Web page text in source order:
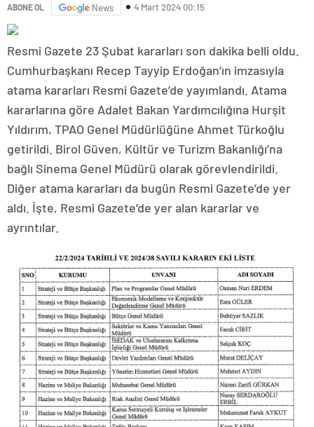
ABONE OL News 4 Mart 2024 00:15
Resmi Gazete 23 Şubat kararları son dakika belli oldu.
Cumhurbaşkanı Recep Tayyip Erdoğan’ın imzasıyla
atama kararları Resmi Gazete’de yayımlandı. Atama
kararlarına göre Adalet Bakan Yardımcılığına Hurşit
Yıldırım, TPAO Genel Müdürlüğüne Ahmet Türkoğlu
getirildi. Birol Güven, Kültür ve Turizm Bakanlığı’na
bağlı Sinema Genel Müdürü olarak görevlendirildi.
Diğer atama kararları da bugün Resmi Gazete’de yer
aldı. İşte, Resmi Gazete’de yer alan kararlar ve
ayrıntılar.